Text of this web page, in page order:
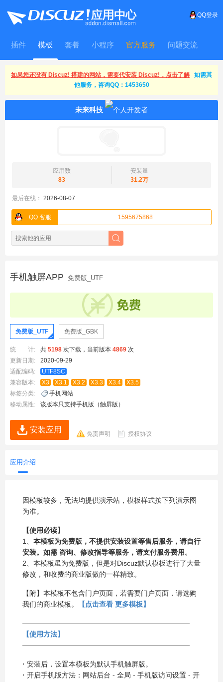
QQ登录
插件 模板 套餐 小程序 官方服务 问题交流
WitFrame
如果您还没有 Discuz! 搭建的网站，需要代安装 Discuz!，点击了解
如需其
他服务，咨询QQ：1453650
未来科技
应用数
83
安装量
31.2万
最后在线： 2026-08-07
QQ 客服 1595675868
手机触屏APP 免费版_UTF
免费版_UTF 免费版_GBK
统 计: 共 5198 次下载，当前版本 4869 次
更新日期:
2020-09-29
适配编码:
UTF8SC
兼容版本:
X3 X3.1 X3.2 X3.3 X3.4
X3.5
标签分类:
手机网站
移动属性:
该版本只支持手机版（触屏版）
安装应用 免责声明 授权协议
应用介绍
因模板较多，无法均提供演示站，模板样式按下列演示图
为准。
【使用必读】
1、 本模板为免费版，不提供安装设置等售后服务，请自行
安装。如需 咨询、修改指导等服务，请支付服务费用。
2、本模板虽为免费版，但是对Discuz默认模板进行了大量
修改，和收费的商业版做的一样精致。
【附】本模板不包含门户页面，若需要门户页面，请选购
我们的商业模板。
【点击查看 更多模板】
————————————————————————
【使用方法】
————————————————————————
· 安装后，设置本模板为默认手机触屏版。
· 开启手机版方法：网站后台 - 全局 - 手机版访问设置 - 开